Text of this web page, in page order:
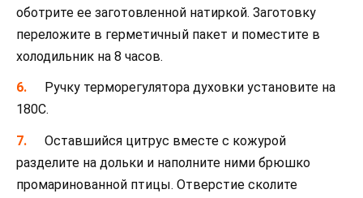
оботрите ее заготовленной натиркой. Заготовку
переложите в герметичный пакет и поместите в
холодильник на 8 часов.
Ручку терморегулятора духовки установите на
180С.
Оставшийся цитрус вместе с кожурой
разделите на дольки и наполните ними брюшко
промаринованной птицы. Отверстие сколите